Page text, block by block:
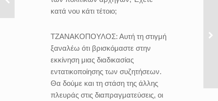
κατά νου κάτι τέτοιο;
ΤΖΑΝΑΚΟΠΟΥΛΟΣ: Αυτή τη στιγμή
ξαναλέω ότι βρισκόμαστε στην
εκκίνηση μιας διαδικασίας
εντατικοποίησης των συζητήσεων.
Θα δούμε και τη στάση της άλλης
πλευράς στις διαπραγματεύσεις, οι